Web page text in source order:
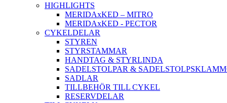
HIGHLIGHTS
MERIDAxKED – MITRO
MERIDAxKED - PECTOR
CYKELDELAR
STYREN
STYRSTAMMAR
HANDTAG & STYRLINDA
SADELSTOLPAR &
SADLAR
TILLBEHÖR TILL CYKEL
RESERVDELAR